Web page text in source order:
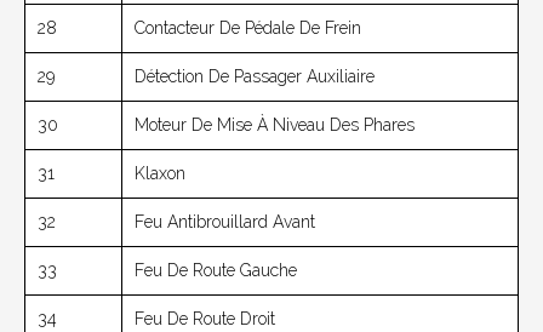
28 Contacteur De Pédale De Frein
29 Détection De Passager Auxiliaire
30 Moteur De Mise À Niveau Des Phares
31 Klaxon
32 Feu Antibrouillard Avant
33 Feu De Route Gauche
34 Feu De Route Droit